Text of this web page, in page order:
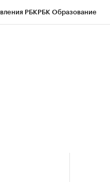
РБКРБК Образование